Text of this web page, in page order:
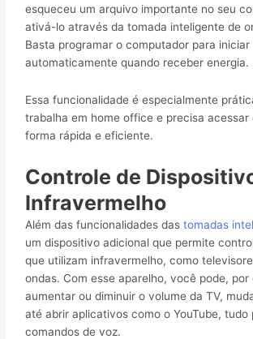
esqueceu um arquivo importante no seu
ativá-lo através da tomada inteligente de
Basta programar o computador para iniciar
automaticamente quando receber energia.
Essa funcionalidade é especialmente
trabalha em home office e precisa acessar
forma rápida e eficiente.
Controle de
Infravermelho
Além das funcionalidades dastomadas
um dispositivo adicional que permite
que utilizam infravermelho, como
ondas. Com esse aparelho, você pode, por
aumentar ou diminuir o volume da TV,
até abrir aplicativos como o YouTube, tudo
comandos de voz.